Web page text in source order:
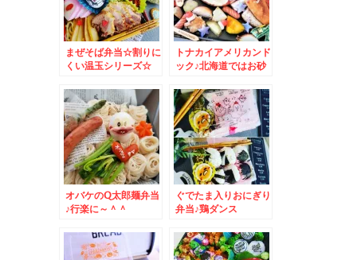
まぜそば弁当☆割りに
くい温玉シリーズ☆
トナカイアメリカンド
ック♪北海道ではお砂
ック
オバケのQ太郎麺弁当
♪行楽に～＾＾
ぐでたま入りおにぎり
弁当♪鶏ダンス